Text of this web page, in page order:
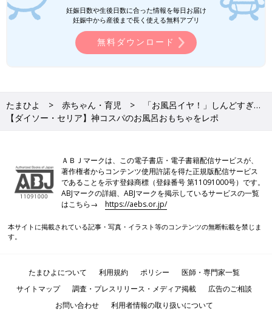
妊娠日数や生後日数に合った情報を毎日お届け
妊娠中から産後まで長く使える無料アプリ
無料ダウンロード
たまひよ 赤ちゃん・育児
「お風呂イヤ！」しんどすぎ…
【ダイソー・セリア】神コスパのお風呂おもちゃをレポ
ＡＢＪマークは、この電子書店・電子書籍配信サービスが、
著作権者からコンテンツ使用許諾を得た正規版配信サービス
であることを示す登録商標（登録番号 第11091000号）です。
ABJマークの詳細、ABJマークを掲示しているサービスの一覧
はこちら→https://aebs.or.jp/
本サイトに掲載されている記事・写真・イラスト等のコンテンツの無断転載を禁じま
す。
たまひよについて 利用規約 ポリシー
医師・専門家一覧
サイトマップ
調査・プレスリリース・メディア掲載
広告のご相談
お問い合わせ
利用者情報の取り扱いについて